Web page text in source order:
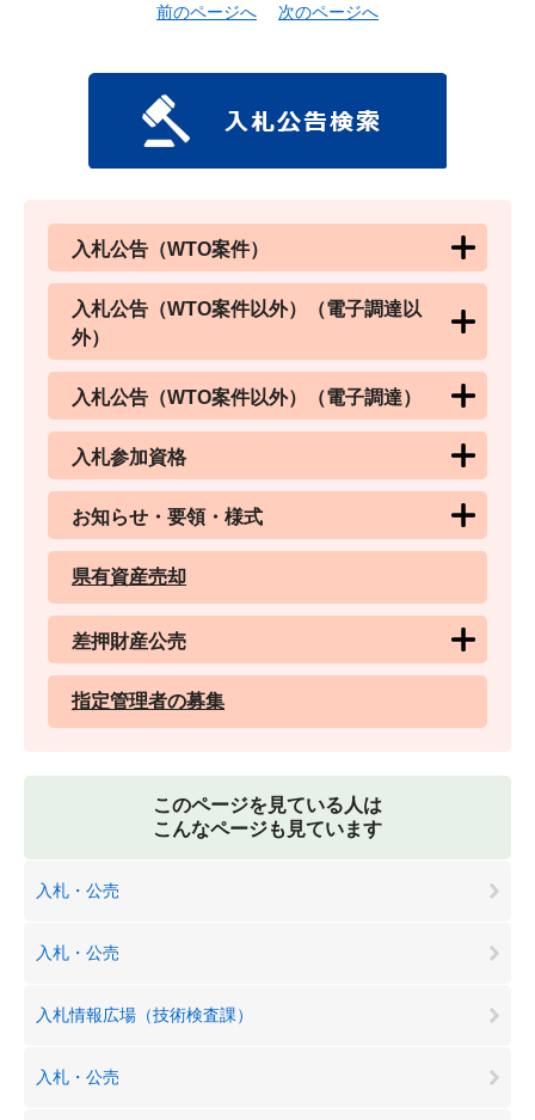
前のページへ 次のページへ
入札公告（WTO案件）
入札公告（WTO案件以外）（電子調達以
外）
入札公告（WTO案件以外）（電子調達）
入札参加資格
お知らせ・要領・様式
県有資産売却
差押財産公売
指定管理者の募集
このページを見ている人は
こんなページも見ています
入札・公売
入札・公売
入札情報広場（技術検査課）
入札・公売